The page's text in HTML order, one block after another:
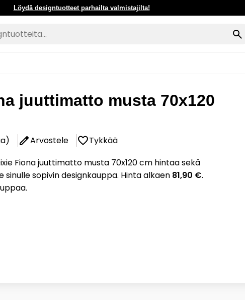
Löydä designtuotteet parhailta valmistajilta!
juuttimatto musta 70x120
Arvostele
Tykkää
Fiona juuttimatto musta 70x120 cm hintaa sekä
sinulle sopivin designkauppa. Hinta alkaen 81,90 €.